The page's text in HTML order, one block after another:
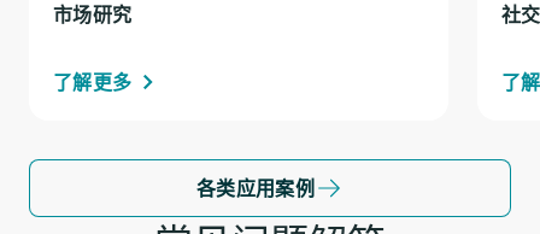
市场研究
了解更多
社
了
各类应用案例